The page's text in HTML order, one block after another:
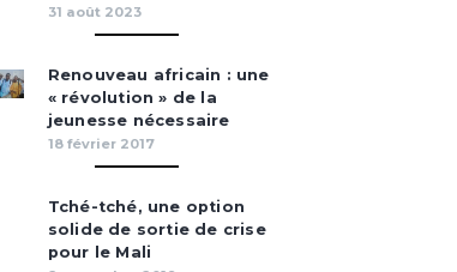
31 août 2023
Renouveau africain : une
« révolution » de la
jeunesse nécessaire
18 février 2017
Tché-tché, une option
solide de sortie de crise
pour le Mali